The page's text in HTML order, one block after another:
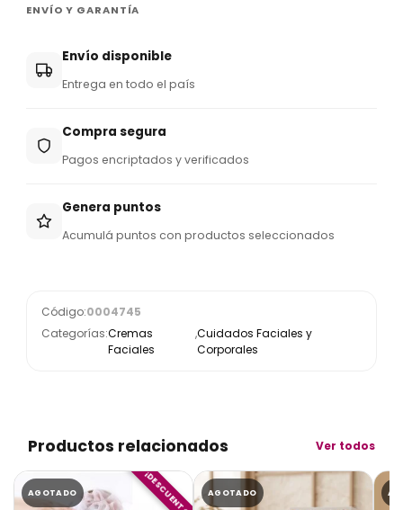
ENVÍO Y GARANTÍA
Envío disponible
Entrega en todo el país
Compra segura
Pagos encriptados y verificados
Genera puntos
Acumulá puntos con productos seleccionados
Código:0004745
Categorías:Cremas
Faciales
,Cuidados Faciales y
Corporales
Productos relacionados Ver todos
AGOTADO ¡DESCUENTO! AGOTADO